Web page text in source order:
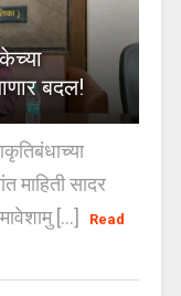
बदल!
माहिती सादर
[...]
Read